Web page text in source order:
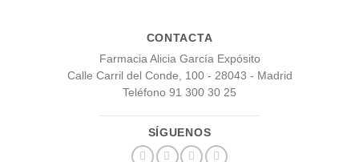
CONTACTA
Farmacia Alicia García Expósito
Calle Carril del Conde, 100 - 28043 - Madrid
Teléfono 91 300 30 25
SÍGUENOS